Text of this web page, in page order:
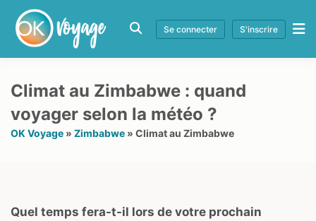
Se connecter S'inscrire
Climat au Zimbabwe : quand
voyager selon la météo ?
OK Voyage » Zimbabwe » Climat au Zimbabwe
Quel temps fera-t-il lors de votre prochain